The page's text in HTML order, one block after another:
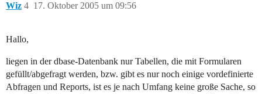
Wiz 17. Oktober 2005 um 09:56
4
Hallo,
liegen in der dbase-Datenbank nur Tabellen, die mit Formularen
gefüllt/abgefragt werden, bzw. gibt es nur noch einige vordefinierte
Abfragen und Reports, ist es je nach Umfang keine große Sache, so